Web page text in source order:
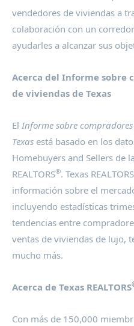
vendedores de viviendas a
colaboración con un
ayudarles a alcanzar sus
Acerca del Informe sobre
de viviendas de Texas
El Informe sobre
Texas está basado en los
Homebuyers and Sellers de
REALTORS®. Texas REALTORS
información sobre el
incluyendo estadísticas
tendencias entre
ventas de viviendas de lujo,
mucho más.
Acerca de Texas REALTORS
Con más de 150,000